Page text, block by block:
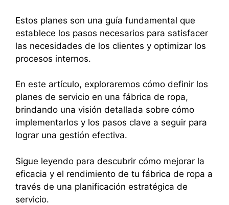
Estos planes son una guía fundamental que
establece los pasos necesarios para satisfacer
las necesidades de los clientes y optimizar los
procesos internos.
En este artículo, exploraremos cómo definir los
planes de servicio en una fábrica de ropa,
brindando una visión detallada sobre cómo
implementarlos y los pasos clave a seguir para
lograr una gestión efectiva.
Sigue leyendo para descubrir cómo mejorar la
eficacia y el rendimiento de tu fábrica de ropa a
través de una planificación estratégica de
servicio.